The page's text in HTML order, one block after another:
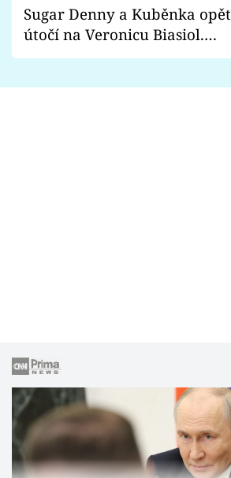
Sugar Denny a Kuběnka opět
útočí na Veronicu Biasiol.
Proč je podle nich falešná a